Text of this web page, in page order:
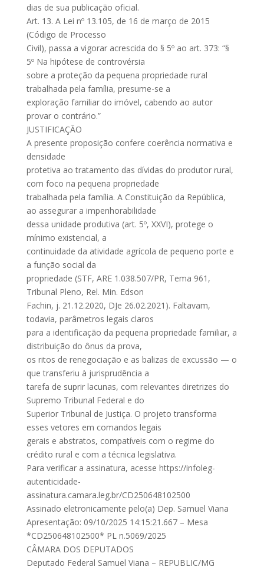
dias de sua publicação oficial.
Art. 13. A Lei nº 13.105, de 16 de março de 2015
(Código de Processo
Civil), passa a vigorar acrescida do § 5º ao art. 373: “§
5º Na hipótese de controvérsia
sobre a proteção da pequena propriedade rural
trabalhada pela família, presume-se a
exploração familiar do imóvel, cabendo ao autor
provar o contrário.”
JUSTIFICAÇÃO
A presente proposição confere coerência normativa e
densidade
protetiva ao tratamento das dívidas do produtor rural,
com foco na pequena propriedade
trabalhada pela família. A Constituição da República,
ao assegurar a impenhorabilidade
dessa unidade produtiva (art. 5º, XXVI), protege o
mínimo existencial, a
continuidade da atividade agrícola de pequeno porte e
a função social da
propriedade (STF, ARE 1.038.507/PR, Tema 961,
Tribunal Pleno, Rel. Min. Edson
Fachin, j. 21.12.2020, DJe 26.02.2021). Faltavam,
todavia, parâmetros legais claros
para a identificação da pequena propriedade familiar, a
distribuição do ônus da prova,
os ritos de renegociação e as balizas de excussão — o
que transferiu à jurisprudência a
tarefa de suprir lacunas, com relevantes diretrizes do
Supremo Tribunal Federal e do
Superior Tribunal de Justiça. O projeto transforma
esses vetores em comandos legais
gerais e abstratos, compatíveis com o regime do
crédito rural e com a técnica legislativa.
Para verificar a assinatura, acesse https://infoleg-
autenticidade-
assinatura.camara.leg.br/CD250648102500
Assinado eletronicamente pelo(a) Dep. Samuel Viana
Apresentação: 09/10/2025 14:15:21.667 – Mesa
*CD250648102500* PL n.5069/2025
CÂMARA DOS DEPUTADOS
Deputado Federal Samuel Viana – REPUBLIC/MG